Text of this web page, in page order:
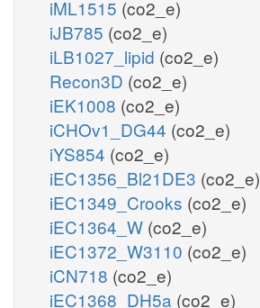
iML1515 (co2_e)
iJB785 (co2_e)
iLB1027_lipid (co2_e)
Recon3D (co2_e)
iEK1008 (co2_e)
iCHOv1_DG44 (co2_e)
iYS854 (co2_e)
iEC1356_Bl21DE3 (co2_e)
iEC1349_Crooks (co2_e)
iEC1364_W (co2_e)
iEC1372_W3110 (co2_e)
iCN718 (co2_e)
iEC1368_DH5a (co2_e)